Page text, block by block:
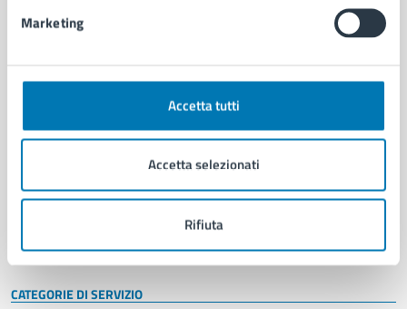
Marketing
Accetta tutti
Accetta selezionati
Rifiuta
AMMINISTRAZIONE
Organi di governo
Enti e fondazioni
Personale amministrativo
Intranet, posta aziendale e protocollo
CATEGORIE DI SERVIZIO